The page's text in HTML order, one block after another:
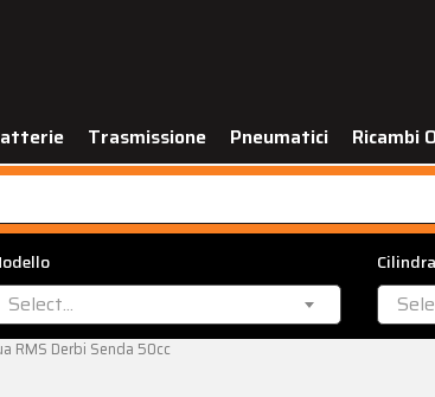
Trasmissione Pneumatici Ricambi
Select...
RMS Derbi Senda 50cc